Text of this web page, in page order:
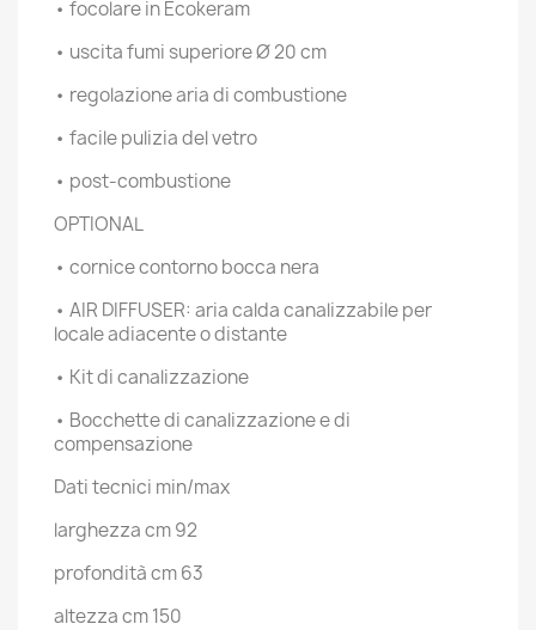
• focolare in Ecokeram
• uscita fumi superiore Ø 20 cm
• regolazione aria di combustione
• facile pulizia del vetro
• post-combustione
OPTIONAL
• cornice contorno bocca nera
• AIR DIFFUSER: aria calda canalizzabile per
locale adiacente o distante
• Kit di canalizzazione
• Bocchette di canalizzazione e di
compensazione
Dati tecnici min/max
larghezzacm92
profonditàcm63
altezzacm150